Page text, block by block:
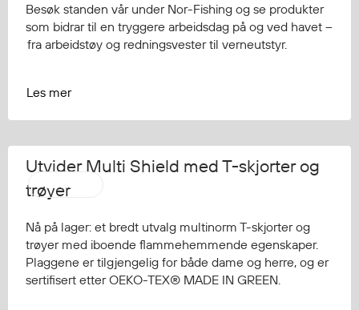
Hodelykter
Gassmålere
Regnklær
Forkle
Bukser
Selebukser
Tilbehør
Besøk standen vår under Nor-Fishing og se produkter
som bidrar til en tryggere arbeidsdag på og ved havet –
fra arbeidstøy og redningsvester til verneutstyr.
Les mer
Utvider Multi Shield med T-skjorter og
trøyer
Nå på lager: et bredt utvalg multinorm T-skjorter og
trøyer med iboende flammehemmende egenskaper.
Plaggene er tilgjengelig for både dame og herre, og er
sertifisert etter OEKO-TEX® MADE IN GREEN.
Strakofa